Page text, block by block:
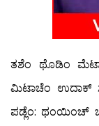
ತಶೆಂ ಥೊಡಿಂ
ಮಿಟಾಚೆಂ ಉದಾಕ್
ಪಡ್ಲೆಂ: ಥಂಯಿಂಚ್